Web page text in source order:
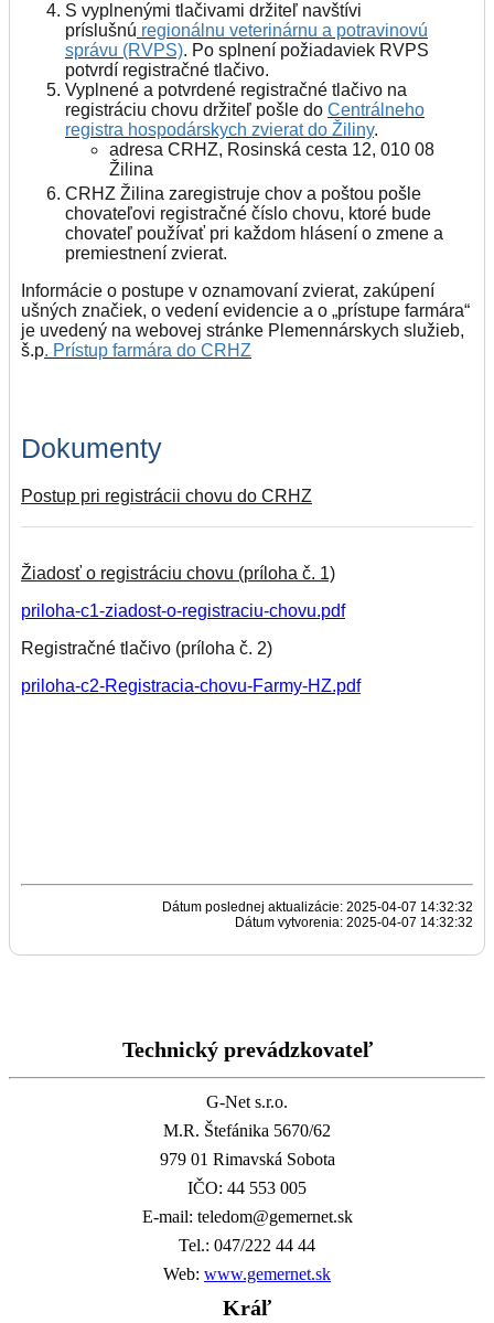
S vyplnenými tlačivami držiteľ navštívi
príslušnú regionálnu veterinárnu a potravinovú
správu (RVPS). Po splnení požiadaviek RVPS
potvrdí registračné tlačivo.
Vyplnené a potvrdené registračné tlačivo na
registráciu chovu držiteľ pošle do Centrálneho
registra hospodárskych zvierat do Žiliny.
adresa CRHZ, Rosinská cesta 12, 010 08
Žilina
CRHZ Žilina zaregistruje chov a poštou pošle
chovateľovi registračné číslo chovu, ktoré bude
chovateľ používať pri každom hlásení o zmene a
premiestnení zvierat.
Informácie o postupe v oznamovaní zvierat, zakúpení
ušných značiek, o vedení evidencie a o „prístupe farmára“
je uvedený na webovej stránke Plemennárskych služieb,
š.p. Prístup farmára do CRHZ
Dokumenty
Postup pri registrácii chovu do CRHZ
Žiadosť o registráciu chovu (príloha č. 1)
priloha-c1-ziadost-o-registraciu-chovu.pdf
Registračné tlačivo (príloha č. 2)
priloha-c2-Registracia-chovu-Farmy-HZ.pdf
Dátum poslednej aktualizácie: 2025-04-07 14:32:32
Dátum vytvorenia: 2025-04-07 14:32:32
Technický prevádzkovateľ
G-Net s.r.o.
M.R. Štefánika 5670/62
979 01 Rimavská Sobota
IČO: 44 553 005
E-mail: teledom@gemernet.sk
Tel.: 047/222 44 44
Web: www.gemernet.sk
Kráľ